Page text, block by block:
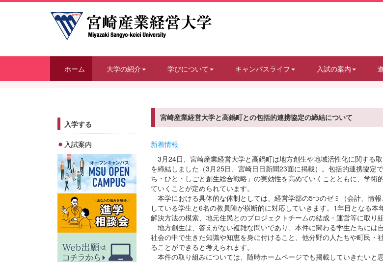
ホーム 大学の紹介 学びについて キャンパスライフ 入試の案内
入学する
入試案内
宮崎産業経営大学と高鍋町との包括的連携協定の締結について
新着情報
3月24日、宮崎産業経営大学と高鍋町は地方創生や地域活性化に関する
を締結しました（3月25日、宮崎日日新聞23面に掲載）。包括的連携協定
ち・ひと・しごと創生総合戦略」の実効性を高めていくことともに、学術
ていくことが定められています。
本学における具体的な体制としては、経営学部の5つのゼミ（会計、情
している学生と6名の教員陣が横断的に対応していきます。1年目となる
解決方法の模索、地元住民とのプロジェクトチームの結成・運営等に取り
地方創生は、答えがない複雑な問いであり、本件に関わる学生たちには
社会の中で生きた知識や知恵を身に付けること、他分野の人たちや町民・
ることができると考えられます。
本件の取り組みについては、随時ホームページでも掲載していきたいと思